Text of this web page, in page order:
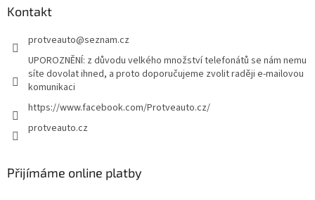
Kontakt
protveauto@seznam.cz
UPOROZNĚNÍ: z důvodu velkého množství telefonátů se nám nemu
síte dovolat ihned, a proto doporučujeme zvolit raději e-mailovou
komunikaci
https://www.facebook.com/Protveauto.cz/
protveauto.cz
Přijímáme online platby